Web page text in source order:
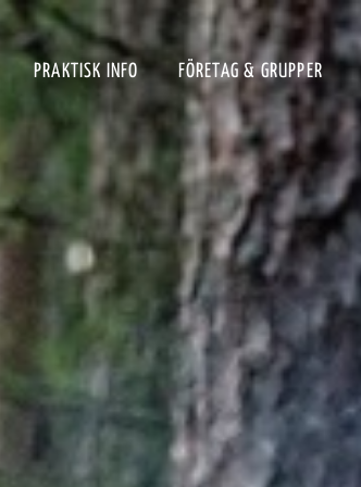
PRAKTISK INFO FÖRETAG & GRUPPER